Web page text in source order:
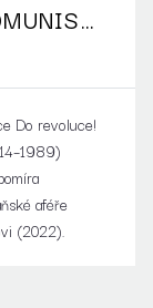
Do revoluce!
aféře
(2022).